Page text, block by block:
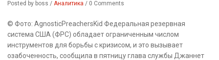
Posted by boss / Аналитика / 0 Comments
© Фото: AgnosticPreachersKid Федеральная резервная
система США (ФРС) обладает ограниченным числом
инструментов для борьбы с кризисом, и это вызывает
озабоченность, сообщила в пятницу глава службы Джаннет